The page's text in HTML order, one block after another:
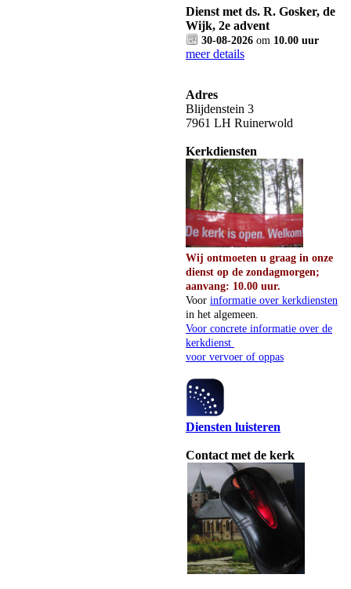
Dienst met ds. R. Gosker, de
Wijk, 2e advent
30-08-2026 om 10.00 uur
meer details
Adres
Blijdenstein 3
7961 LH Ruinerwold
Kerkdiensten
Wij ontmoeten u graag in onze
dienst op de zondagmorgen;
aanvang: 10.00 uur.
Voor informatie over kerkdiensten
in het algemeen.
Voor concrete informatie over de
kerkdienst
voor vervoer of oppas
Diensten luisteren
Contact met de kerk